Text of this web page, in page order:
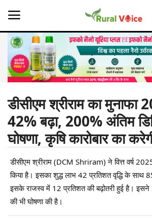
Home
Contact
About Us
Leadership Profiles
Opinion
Politics
डीसीएम श्रीराम का मुनाफा
42% बढ़ा, 200% अंतिम
घोषणा, कृषि कारोबार का
डीसीएम श्रीराम (DCM Shriram) ने वित्त वर्ष
किया है। इसका शुद्ध लाभ 42 प्रतिशत वृद्धि के साथ
इसके राजस्व में 12 प्रतिशत की बढ़ोतरी हुई है।
की भी घोषणा की है।